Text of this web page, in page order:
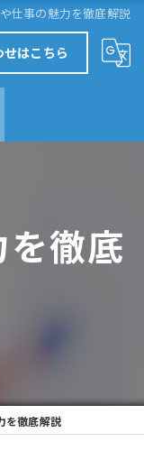
仕事の魅力を徹底解説
はこちら
徹底
を徹底解説